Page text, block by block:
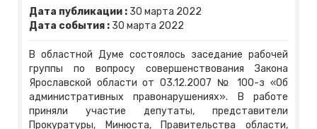
Дата публикации : 30 марта 2022
Дата события : 30 марта 2022
В областной Думе состоялось заседание рабочей
группы по вопросу совершенствования Закона
Ярославской области от 03.12.2007 № 100-з «Об
административных правонарушениях». В работе
приняли участие депутаты, представители
Прокуратуры, Минюста, Правительства области,